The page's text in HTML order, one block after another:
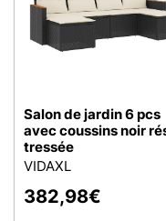
Salon de jardin 6 pcs
avec coussins noir
tressée
VIDAXL
382,98€